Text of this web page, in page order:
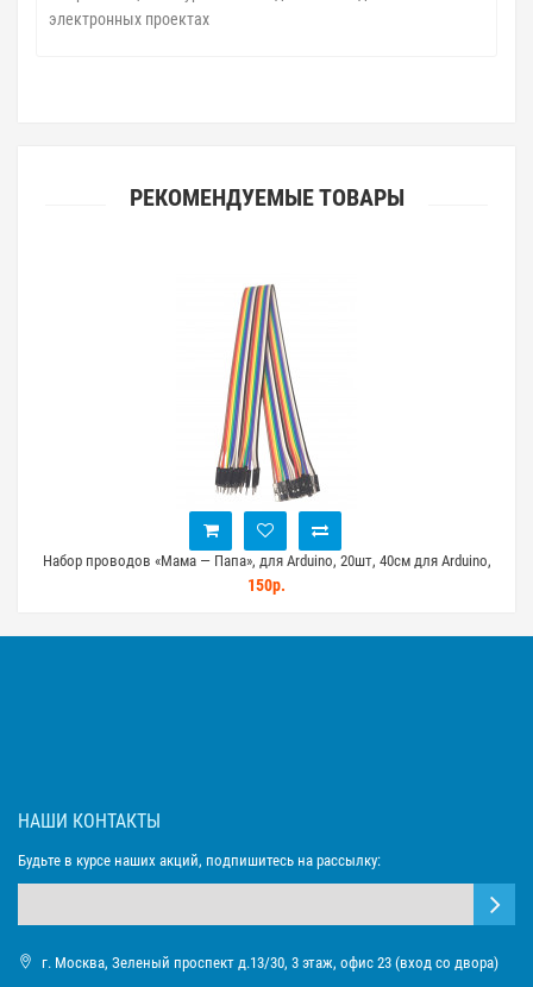
электронных проектах
РЕКОМЕНДУЕМЫЕ ТОВАРЫ
Набор проводов «Мама — Папа», для Arduino, 20шт, 40см для Arduino,
STM32, ESP32
150р.
НАШИ КОНТАКТЫ
Будьте в курсе наших акций, подпишитесь на рассылку:
г. Москва, Зеленый проспект д.13/30, 3 этаж, офис 23 (вход со двора)